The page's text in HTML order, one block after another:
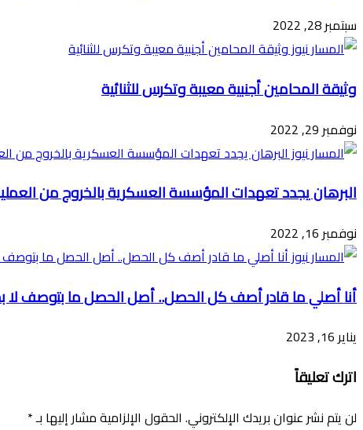
سبتمبر 28, 2022
وثيقة المحامين أجنبية معيبة وتكرس للثنائية
نوفمبر 29, 2022
البرهان يجدد تعهدات المؤسسة العسكرية بالخروج من
نوفمبر 16, 2022
أنا أصلي ما قادر أصف كل الحصل.. أصل الحصل ما بتوصف لا
يناير 16, 2023
اترك تعليقاً
لن يتم نشر عنوان بريدك الإلكتروني. الحقول الإلزامية مشار إليها بـ*